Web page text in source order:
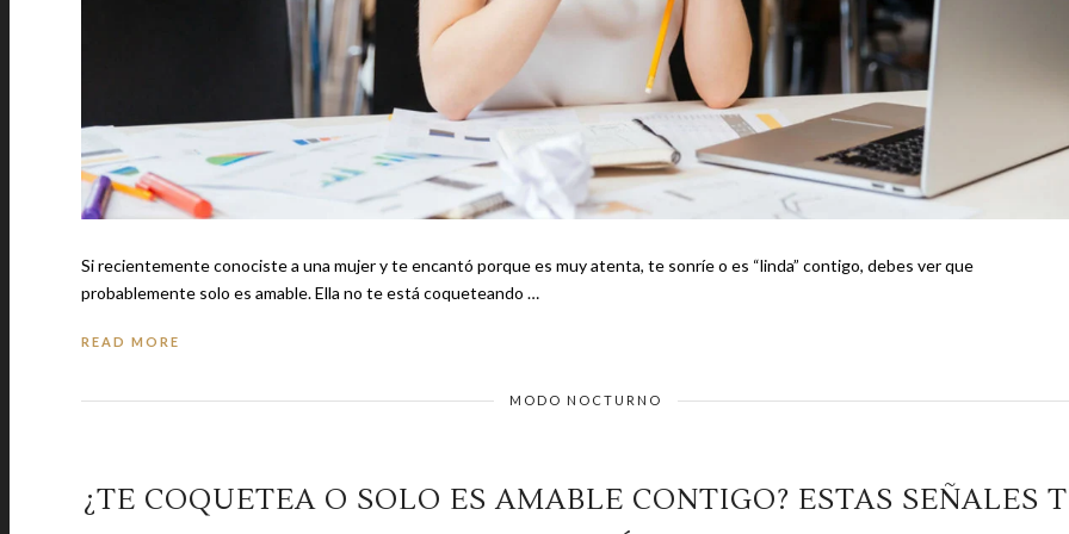
Si recientemente conociste a una mujer y te encantó porque es muy atenta, te sonríe o es “linda” contigo, debes ver que
probablemente solo es amable. Ella no te está coqueteando …
READ MORE
MODO NOCTURNO
¿TE COQUETEA O SOLO ES AMABLE CONTIGO? ESTAS SEÑALES